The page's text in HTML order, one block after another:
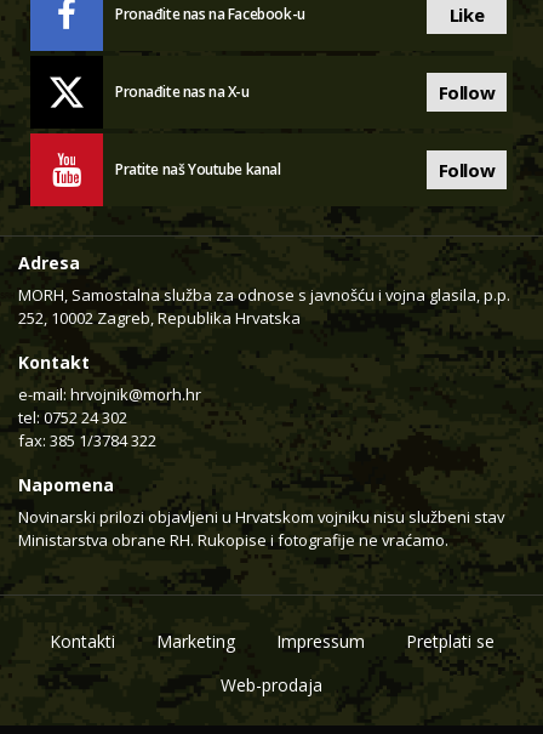
Pronađite nas na Facebook-u Like
Pronađite nas na X-u Follow
Pratite naš Youtube kanal Follow
Adresa
MORH, Samostalna služba za odnose s javnošću i vojna glasila, p.p.
252, 10002 Zagreb, Republika Hrvatska
Kontakt
e-mail: hrvojnik@morh.hr
tel: 0752 24 302
fax: 385 1/3784 322
Napomena
Novinarski prilozi objavljeni u Hrvatskom vojniku nisu službeni stav
Ministarstva obrane RH. Rukopise i fotografije ne vraćamo.
Kontakti Marketing Impressum
Pretplati se
Web-prodaja